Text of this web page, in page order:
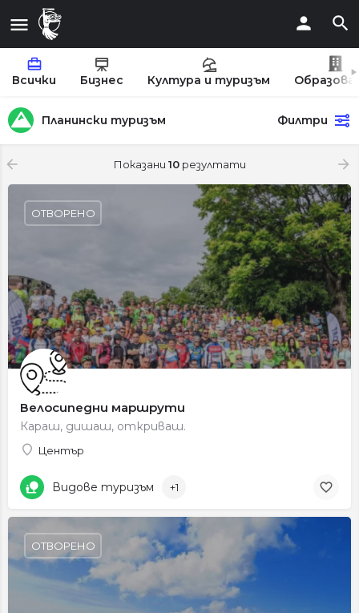
Всички Бизнес Култура и туризъм
Планински туризъм Филтри
Показани 10резултати
Велосипедни маршрути
Караш, дишаш, откриваш.
Център
ОТВОРЕНО
Видове туризъм +1
ОТВОРЕНО